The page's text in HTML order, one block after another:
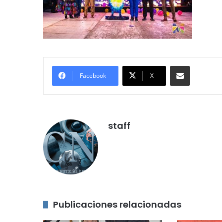
Facebook X
Compartir por correo
staff
Publicaciones relacionadas